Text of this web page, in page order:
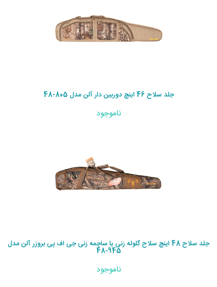
جلد سلاح 46 اینچ دوربین دار آلن مدل 805-48
ناموجود
جلد سلاح 48 اینچ سلاح گلوله زنی یا ساچمه زنی جی اف پی بروزر آلن مدل
945-48
ناموجود